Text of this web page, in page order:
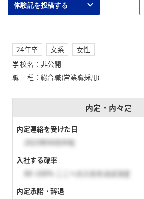
体験記を投稿する
24年卒 文系
女性
学校名 ： 非公開
職種 ： 総合職(営業職採用)
内定・内々定
内定連絡を受けた日
2023年04月中旬
入社する確率
80~100% ここへの入社をほぼ決定
内定承諾・辞退